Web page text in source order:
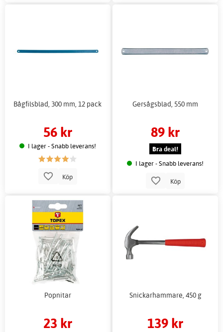
Bågfilsblad, 300 mm, 12 pack
56 kr
I lager - Snabb leverans!
Köp
Gersågsblad, 550 mm
89 kr
Bra deal!
I lager - Snabb leverans!
Köp
Popnitar
23 kr
Snickarhammare, 450 g
139 kr